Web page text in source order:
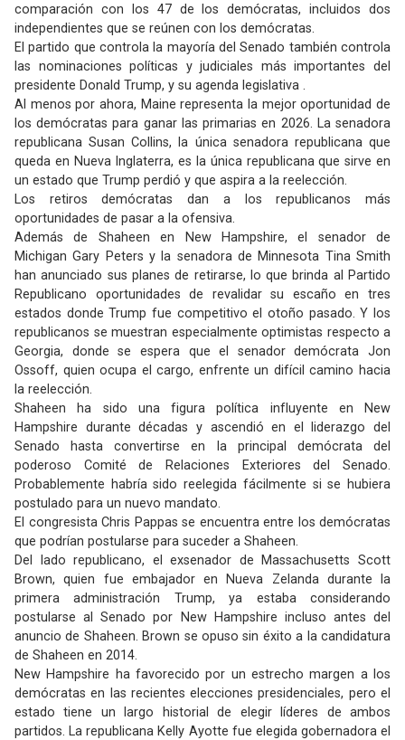
comparación con los 47 de los demócratas, incluidos dos
independientes que se reúnen con los demócratas.
El partido que controla la mayoría del Senado también controla
las nominaciones políticas y judiciales más importantes del
presidente Donald Trump, y su agenda legislativa .
Al menos por ahora, Maine representa la mejor oportunidad de
los demócratas para ganar las primarias en 2026. La senadora
republicana Susan Collins, la única senadora republicana que
queda en Nueva Inglaterra, es la única republicana que sirve en
un estado que Trump perdió y que aspira a la reelección.
Los retiros demócratas dan a los republicanos más
oportunidades de pasar a la ofensiva.
Además de Shaheen en New Hampshire, el senador de
Michigan Gary Peters y la senadora de Minnesota Tina Smith
han anunciado sus planes de retirarse, lo que brinda al Partido
Republicano oportunidades de revalidar su escaño en tres
estados donde Trump fue competitivo el otoño pasado. Y los
republicanos se muestran especialmente optimistas respecto a
Georgia, donde se espera que el senador demócrata Jon
Ossoff, quien ocupa el cargo, enfrente un difícil camino hacia
la reelección.
Shaheen ha sido una figura política influyente en New
Hampshire durante décadas y ascendió en el liderazgo del
Senado hasta convertirse en la principal demócrata del
poderoso Comité de Relaciones Exteriores del Senado.
Probablemente habría sido reelegida fácilmente si se hubiera
postulado para un nuevo mandato.
El congresista Chris Pappas se encuentra entre los demócratas
que podrían postularse para suceder a Shaheen.
Del lado republicano, el exsenador de Massachusetts Scott
Brown, quien fue embajador en Nueva Zelanda durante la
primera administración Trump, ya estaba considerando
postularse al Senado por New Hampshire incluso antes del
anuncio de Shaheen. Brown se opuso sin éxito a la candidatura
de Shaheen en 2014.
New Hampshire ha favorecido por un estrecho margen a los
demócratas en las recientes elecciones presidenciales, pero el
estado tiene un largo historial de elegir líderes de ambos
partidos. La republicana Kelly Ayotte fue elegida gobernadora el